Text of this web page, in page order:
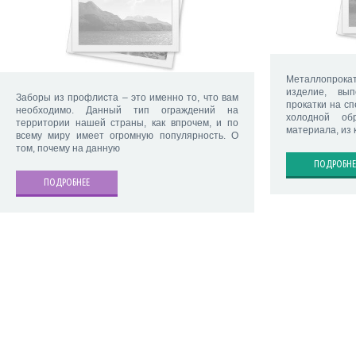
Заборы из профлиста – это именно то, что вам
необходимо. Данный тип ограждений на
территории нашей страны, как впрочем, и по
всему миру имеет огромную популярность. О
том, почему на данную
ПОДРОБНЕЕ
изделие,
прокатки на
холодной
материала, из